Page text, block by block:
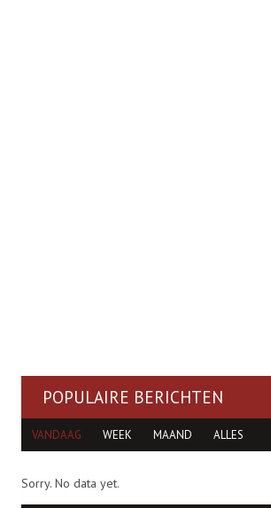
POPULAIRE BERICHTEN
VANDAAG WEEK MAAND ALLES
Sorry. No data yet.